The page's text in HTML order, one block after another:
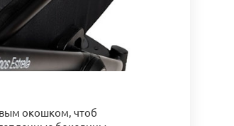
окошком, чтоб